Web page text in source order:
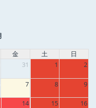
金 土
日
31 1 2
7 8 9
14 15 16